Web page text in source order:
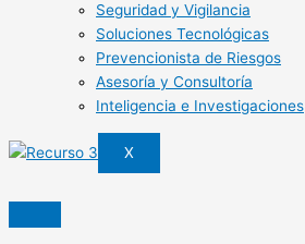
Seguridad y Vigilancia
Soluciones Tecnológicas
Prevencionista de Riesgos
Asesoría y Consultoría
Inteligencia e Investigaciones
X